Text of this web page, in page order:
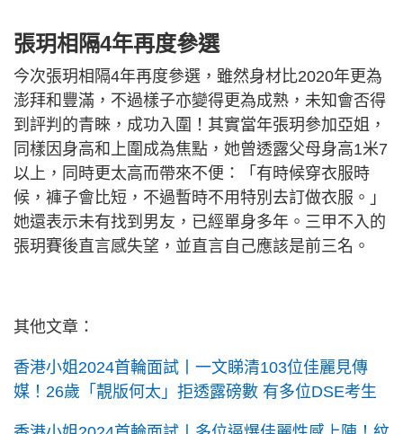
張玥相隔4年再度參選
今次張玥相隔4年再度參選，雖然身材比2020年更為
澎拜和豐滿，不過樣子亦變得更為成熟，未知會否得
到評判的青睞，成功入圍！其實當年張玥參加亞姐，
同樣因身高和上圍成為焦點，她曾透露父母身高1米7
以上，同時更太高而帶來不便：「有時候穿衣服時
候，褲子會比短，不過暫時不用特別去訂做衣服。」
她還表示未有找到男友，已經單身多年。三甲不入的
張玥賽後直言感失望，並直言自己應該是前三名。
其他文章：
香港小姐2024首輪面試丨一文睇清103位佳麗見傳
媒！26歲「靚版何太」拒透露磅數 有多位DSE考生